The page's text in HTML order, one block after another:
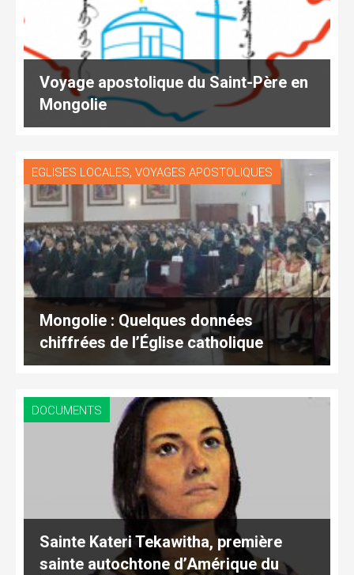
Voyage apostolique du Saint-Père en
Mongolie
EGLISES LOCALES, VOYAGES APOSTOLIQUES
Mongolie : Quelques données
chiffrées de l’Église catholique
DOCUMENTS
Sainte Kateri Tekawitha, première
sainte autochtone d’Amérique du